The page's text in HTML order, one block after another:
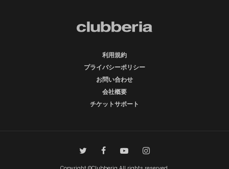
利用規約
プライバシーポリシー
お問い合わせ
会社概要
チケットサポート